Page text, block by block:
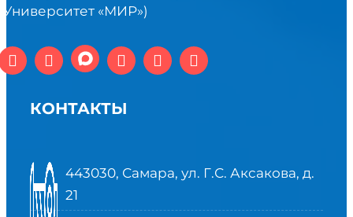
«МИР»)
КОНТАКТЫ
443030, Самара, ул. Г.С. Аксакова, д.
21